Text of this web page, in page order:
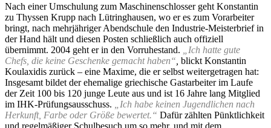
Nach einer Umschulung zum Maschinenschlosser geht Konstantin
zu Thyssen Krupp nach Lütringhausen, wo er es zum Vorarbeiter
bringt, nach mehrjähriger Abendschule den Industrie-Meisterbrief in
der Hand hält und diesen Posten schließlich auch offiziell
übernimmt. 2004 geht er in den Vorruhestand.
„Ich hatte gute
Chefs, die keine Geschenke gemacht haben“ blickt Konstantin
Koulaxidis zurück – eine Maxime, die er selbst weitergetragen hat:
Insgesamt bildet der ehemalige griechische Gastarbeiter im Laufe
der Zeit 100 bis 120 junge Leute aus und ist 16 Jahre lang Mitglied
im IHK-Prüfungsausschuss.
„Ich habe keinen Jugendlichen nach
Herkunft, Farbe oder Größe bewertet.“ Dafür zählten Pünktlichkeit
und regelmäßiger Schulbesuch um so mehr, und mit dem